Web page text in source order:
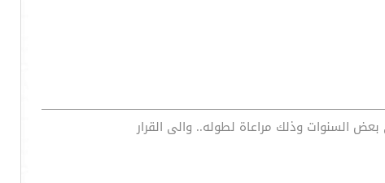
السنوات وذلك مراعاة لطوله.. والى القرار